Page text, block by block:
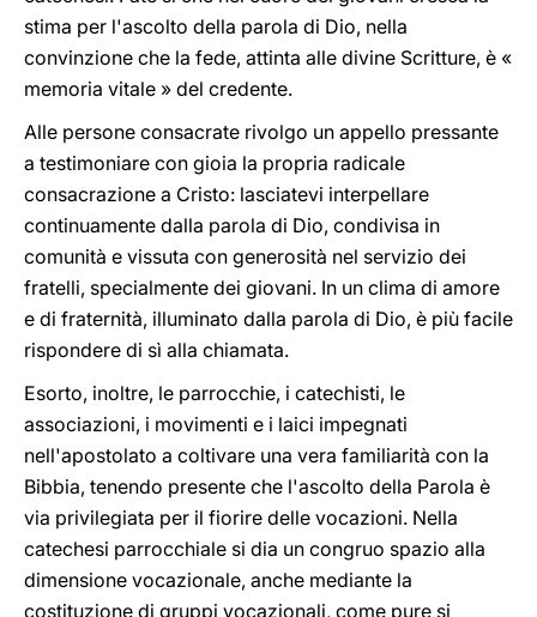
stima per l'ascolto della parola di Dio, nella
convinzione che la fede, attinta alle divine Scritture, è «
memoria vitale » del credente.
Alle persone consacrate rivolgo un appello pressante
a testimoniare con gioia la propria radicale
consacrazione a Cristo: lasciatevi interpellare
continuamente dalla parola di Dio, condivisa in
comunità e vissuta con generosità nel servizio dei
fratelli, specialmente dei giovani. In un clima di amore
e di fraternità, illuminato dalla parola di Dio, è più facile
rispondere di sì alla chiamata.
Esorto, inoltre, le parrocchie, i catechisti, le
associazioni, i movimenti e i laici impegnati
nell'apostolato a coltivare una vera familiarità con la
Bibbia, tenendo presente che l'ascolto della Parola è
via privilegiata per il fiorire delle vocazioni. Nella
catechesi parrocchiale si dia un congruo spazio alla
dimensione vocazionale, anche mediante la
costituzione di gruppi vocazionali, come pure si